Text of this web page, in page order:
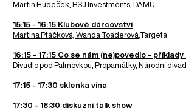
Martin Hudeček , RSJ Investments, DAMU
15:15 - 16:15 Klubové dárcovství
Martina Ptáčková, Wanda Toaderová ,Targeta
16:15 - 17:15 Co se nám (ne)povedlo -
Divadlo pod Palmovkou, Propamátky, Národní
17:15 - 17:30 sklenka vína
17:30 - 18:30 diskuzní talk show